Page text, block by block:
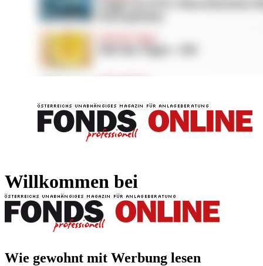
Willkommen bei
Wie gewohnt mit Werbung lesen